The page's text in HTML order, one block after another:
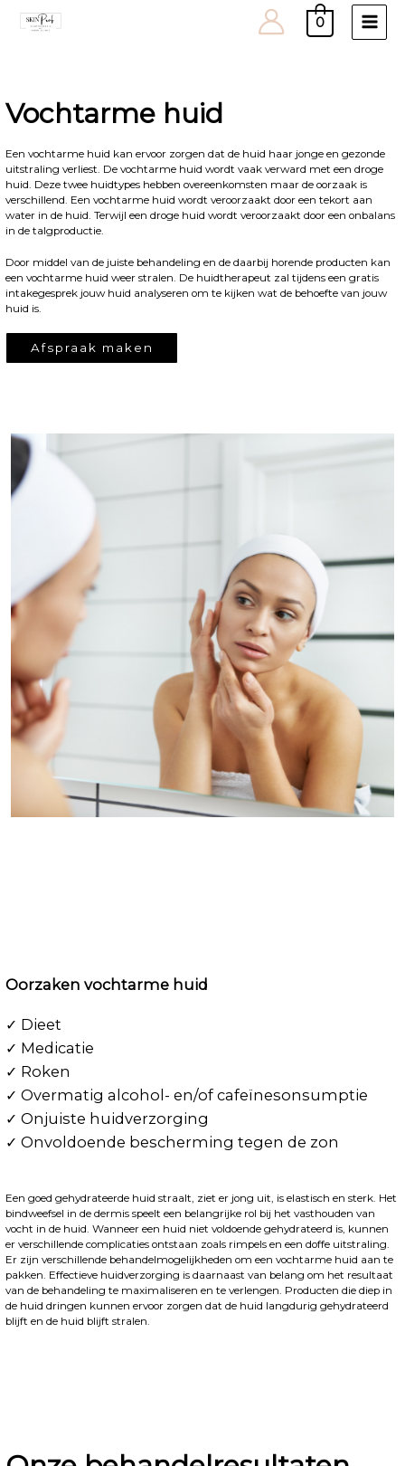
0
Main
Vochtarme huid
Een vochtarme huid kan ervoor zorgen dat de huid haar jonge en gezonde
uitstraling verliest. De vochtarme huid wordt vaak verward met een droge
huid. Deze twee huidtypes hebben overeenkomsten maar de oorzaak is
verschillend. Een vochtarme huid wordt veroorzaakt door een tekort aan
water in de huid. Terwijl een droge huid wordt veroorzaakt door een onbalans
in de talgproductie.
Door middel van de juiste behandeling en de daarbij horende producten kan
een vochtarme huid weer stralen. De huidtherapeut zal tijdens een gratis
intakegesprek jouw huid analyseren om te kijken wat de behoefte van jouw
huid is.
Afspraak maken
Oorzaken vochtarme huid
✓ Dieet
✓ Medicatie
✓ Roken
✓ Overmatig alcohol- en/of cafeïnesonsumptie
✓ Onjuiste huidverzorging
✓ Onvoldoende bescherming tegen de zon
Een goed gehydrateerde huid straalt, ziet er jong uit, is elastisch en sterk. Het
bindweefsel in de dermis speelt een belangrijke rol bij het vasthouden van
vocht in de huid. Wanneer een huid niet voldoende gehydrateerd is, kunnen
er verschillende complicaties ontstaan zoals rimpels en een doffe uitstraling.
Er zijn verschillende behandelmogelijkheden om een vochtarme huid aan te
pakken. Effectieve huidverzorging is daarnaast van belang om het resultaat
van de behandeling te maximaliseren en te verlengen. Producten die diep in
de huid dringen kunnen ervoor zorgen dat de huid langdurig gehydrateerd
blijft en de huid blijft stralen.